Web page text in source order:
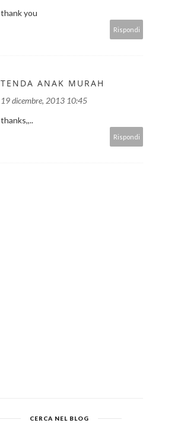
thank you
Rispondi
TENDA ANAK MURAH
19 dicembre, 2013 10:45
thanks,,..
Rispondi
CERCA NEL BLOG